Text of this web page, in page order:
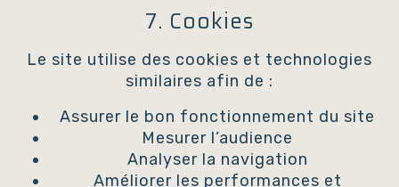
7. Cookies
Le site utilise des cookies et technologies
similaires afin de :
Assurer le bon fonctionnement du site
Mesurer l’audience
Analyser la navigation
Améliorer les performances et